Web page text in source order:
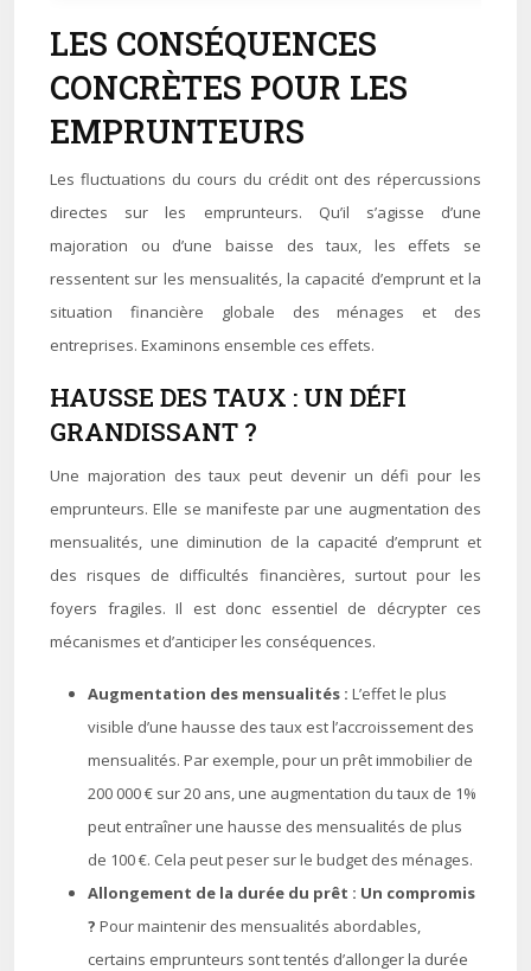
LES CONSÉQUENCES
CONCRÈTES POUR LES
EMPRUNTEURS
Les fluctuations du cours du crédit ont des répercussions
directes sur les emprunteurs. Qu’il s’agisse d’une
majoration ou d’une baisse des taux, les effets se
ressentent sur les mensualités, la capacité d’emprunt et la
situation financière globale des ménages et des
entreprises. Examinons ensemble ces effets.
HAUSSE DES TAUX : UN DÉFI
GRANDISSANT ?
Une majoration des taux peut devenir un défi pour les
emprunteurs. Elle se manifeste par une augmentation des
mensualités, une diminution de la capacité d’emprunt et
des risques de difficultés financières, surtout pour les
foyers fragiles. Il est donc essentiel de décrypter ces
mécanismes et d’anticiper les conséquences.
Augmentation des mensualités : L’effet le plus
visible d’une hausse des taux est l’accroissement des
mensualités. Par exemple, pour un prêt immobilier de
200 000 € sur 20 ans, une augmentation du taux de 1%
peut entraîner une hausse des mensualités de plus
de 100 €. Cela peut peser sur le budget des ménages.
Allongement de la durée du prêt : Un compromis
? Pour maintenir des mensualités abordables,
certains emprunteurs sont tentés d’allonger la durée